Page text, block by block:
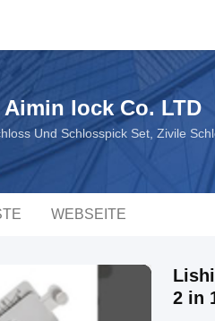
Aimin lock Co. LTD
Und Schlosspick Set, Zivile
WEBSEITE
2 in